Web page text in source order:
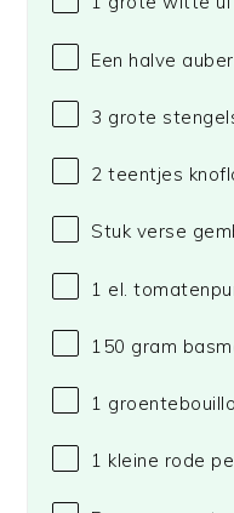
Een halve
3 grote
2 teentjes
Stuk verse
1 el.
150 gram
1
1 kleine rode